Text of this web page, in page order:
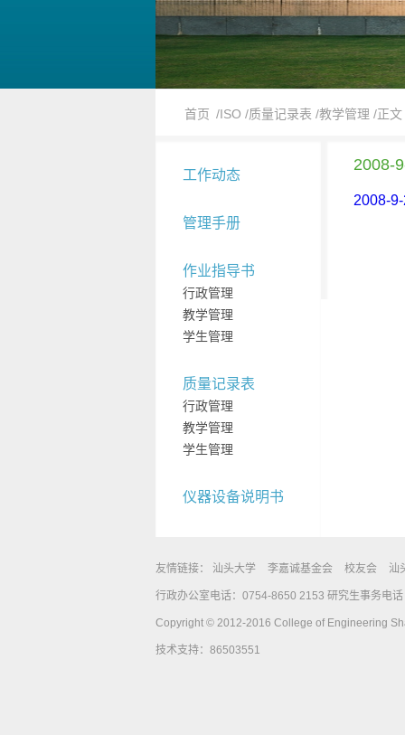
首页 /ISO /质量记录表 /教学管理 /正文
工作动态
管理手册
作业指导书
行政管理
教学管理
学生管理
质量记录表
行政管理
教学管理
学生管理
仪器设备说明书
2008-
2008-
友情链接： 汕头大学 李嘉诚基金会 校友会 汕
行政办公室电话：0754-8650 2153 研究生事务电
Copyright © 2012-2016 College of Engineering
技术支持：86503551